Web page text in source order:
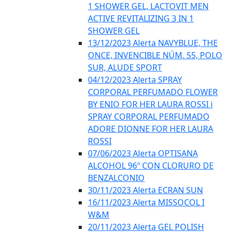
1 SHOWER GEL, LACTOVIT MEN
ACTIVE REVITALIZING 3 IN 1
SHOWER GEL
13/12/2023 Alerta NAVYBLUE, THE
ONCE, INVENCIBLE NÚM. 55, POLO
SUR, ALUDE SPORT
04/12/2023 Alerta SPRAY
CORPORAL PERFUMADO FLOWER
BY ENIO FOR HER LAURA ROSSI i
SPRAY CORPORAL PERFUMADO
ADORE DIONNE FOR HER LAURA
ROSSI
07/06/2023 Alerta OPTISANA
ALCOHOL 96º CON CLORURO DE
BENZALCONIO
30/11/2023 Alerta ECRAN SUN
16/11/2023 Alerta MISSOCOL I
W&M
20/11/2023 Alerta GEL POLISH